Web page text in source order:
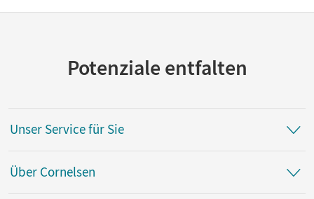
Potenziale entfalten
Unser Service für Sie
Über Cornelsen